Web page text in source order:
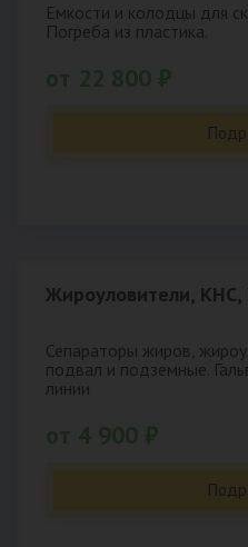
Емкости и колодцы для
Погреба из пластика.
Жироуловители, КНС,
Сепараторы жиров,
подвал и подземные.
линии